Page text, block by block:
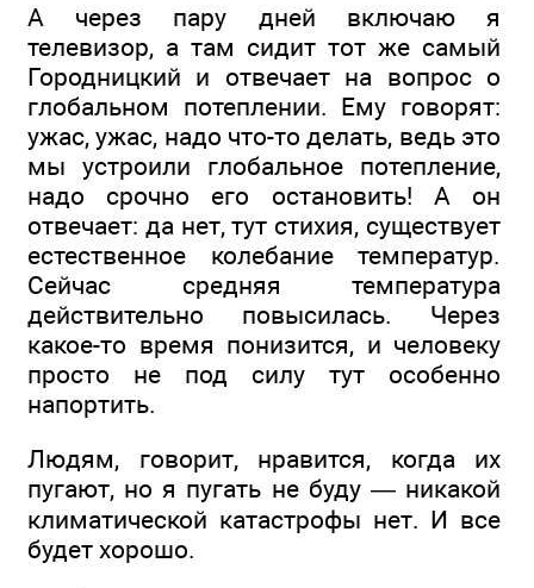
А через пару дней включаю я
телевизор, а там сидит тот же самый
Городницкий и отвечает на вопрос о
глобальном потеплении. Ему говорят:
ужас, ужас, надо что-то делать, ведь это
мы устроили глобальное потепление,
надо срочно его остановить! А он
отвечает: да нет, тут стихия, существует
естественное колебание температур.
Сейчас средняя температура
действительно повысилась. Через
какое-то время понизится, и человеку
просто не под силу тут особенно
напортить.
Людям, говорит, нравится, когда их
пугают, но я пугать не буду — никакой
климатической катастрофы нет. И все
будет хорошо.